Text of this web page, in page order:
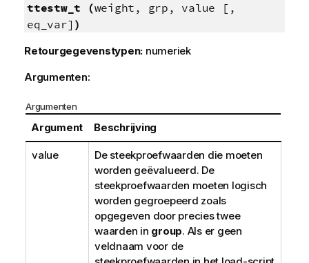
ttestw_t (weight, grp, value [,
eq_var] )
Retourgegevenstypen: numeriek
Argumenten:
Argumenten
Argument Beschrijving
value
De steekproefwaarden die moeten
worden geëvalueerd. De
steekproefwaarden moeten logisch
worden gegroepeerd zoals
opgegeven door precies twee
waarden in group. Als er geen
veldnaam voor de